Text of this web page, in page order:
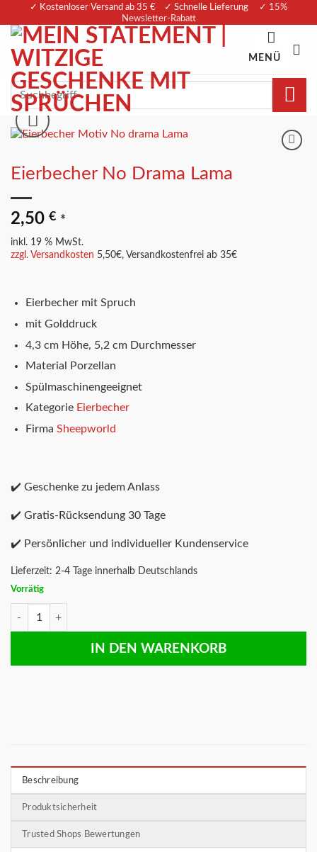
springen
✓ Kostenloser Versand ab 35 € ✓ Schnelle Lieferung
✓ 15%
Newsletter-Rabatt
MENÜ
Suchen
nach:
Merkliste
Eierbecher No Drama Lama
2,50 € *
inkl. 19 % MwSt.
zzgl. Versandkosten 5,50€, Versandkostenfrei ab 35€
Eierbecher mit Spruch
mit Golddruck
4,3 cm Höhe, 5,2 cm Durchmesser
Material Porzellan
Spülmaschinengeeignet
Kategorie Eierbecher
Firma Sheepworld
✔️ Geschenke zu jedem Anlass
✔️ Gratis-Rücksendung 30 Tage
✔️ Persönlicher und individueller Kundenservice
Lieferzeit: 2-4 Tage innerhalb Deutschlands
Vorrätig
IN DEN WARENKORB
Beschreibung
Produktsicherheit
Trusted Shops Bewertungen